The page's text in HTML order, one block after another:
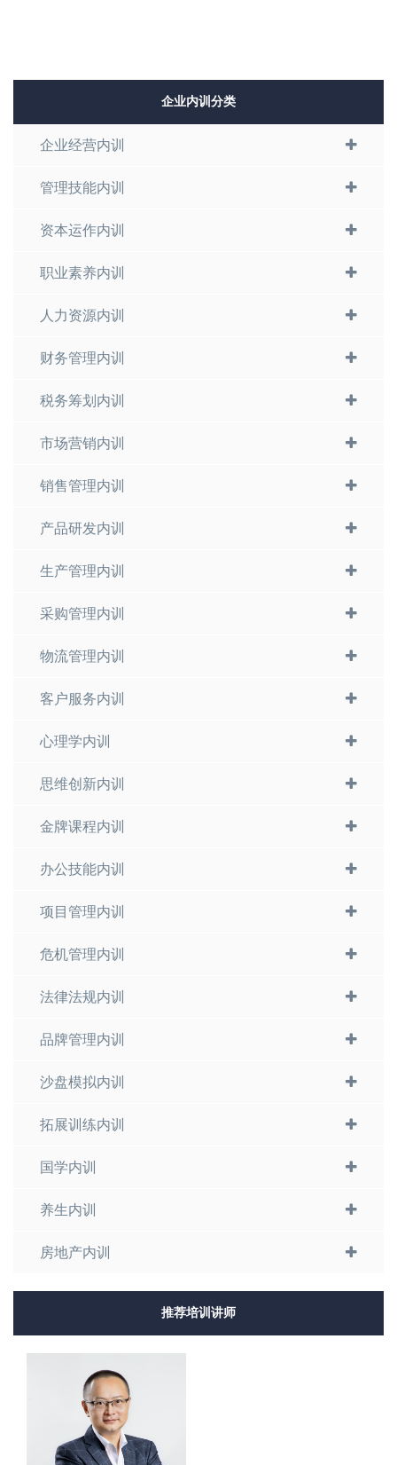
企业内训分类
企业经营内训
管理技能内训
资本运作内训
职业素养内训
人力资源内训
财务管理内训
税务筹划内训
市场营销内训
销售管理内训
产品研发内训
生产管理内训
采购管理内训
物流管理内训
客户服务内训
心理学内训
思维创新内训
金牌课程内训
办公技能内训
项目管理内训
危机管理内训
法律法规内训
品牌管理内训
沙盘模拟内训
拓展训练内训
国学内训
养生内训
房地产内训
推荐培训讲师